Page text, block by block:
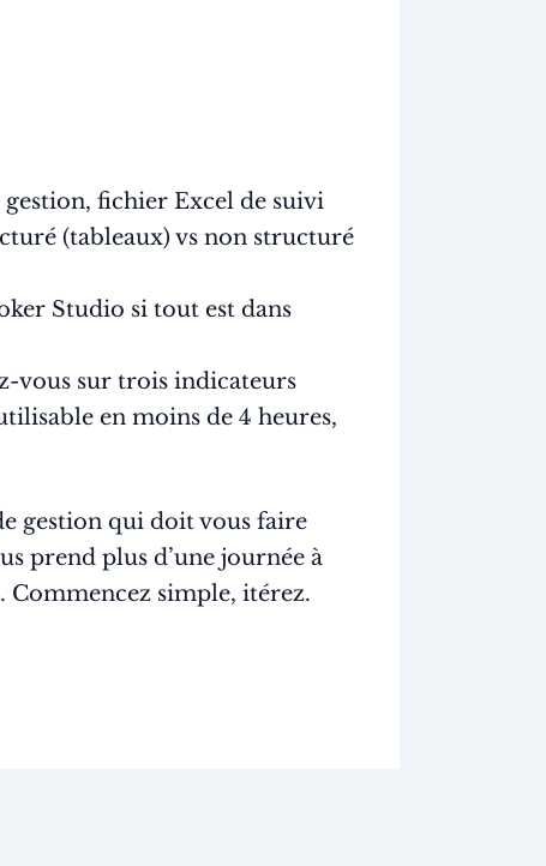
fichier Excel de suivi
(tableaux) vs non structuré
Studio si tout est dans
vous sur trois indicateurs
en moins de 4 heures,
gestion qui doit vous faire
prend plus d’une journée à
Commencez simple, itérez.